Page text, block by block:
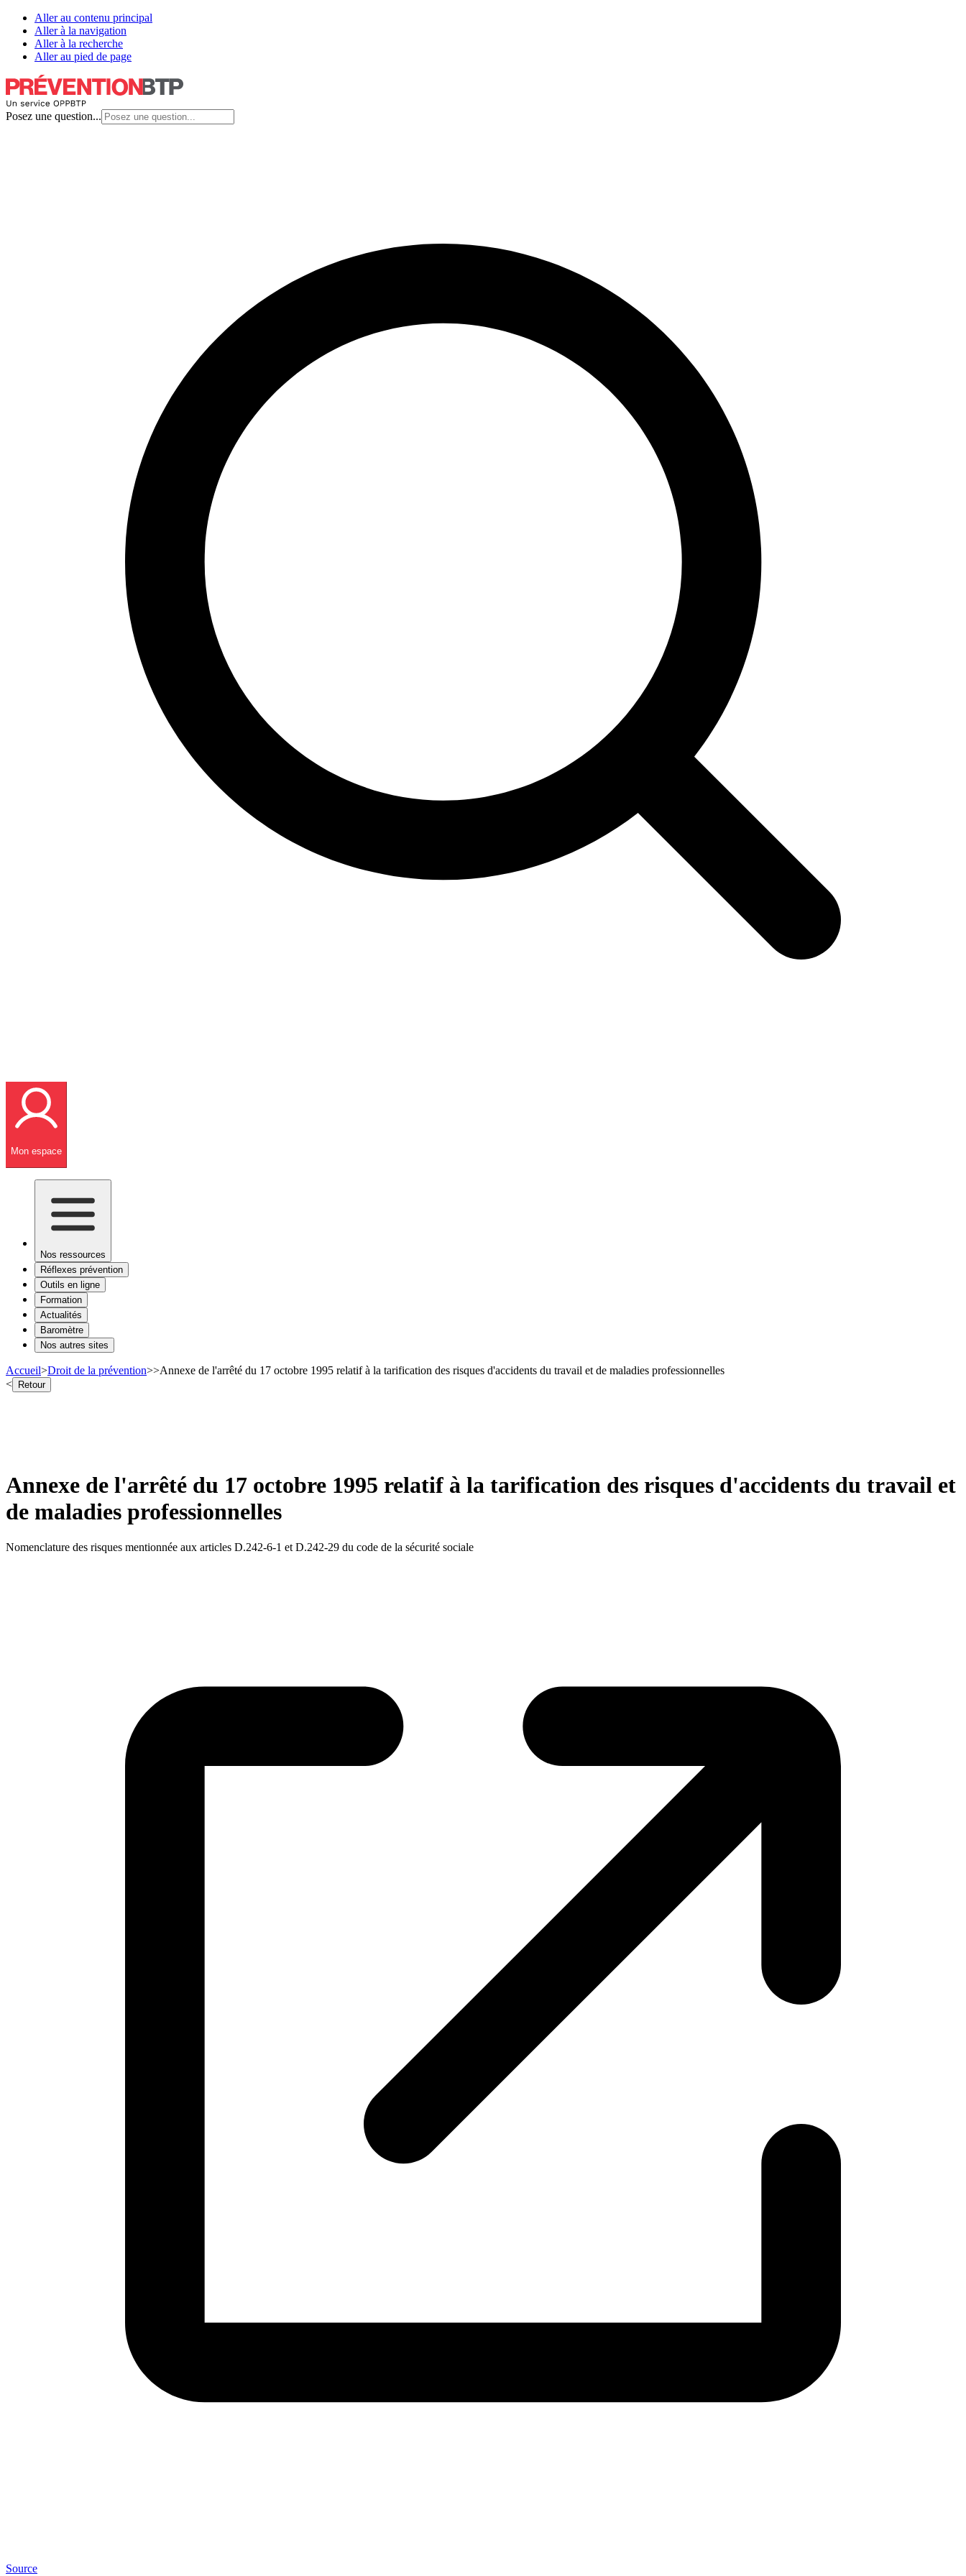
Aller au contenu principal
Aller à la navigation
Aller à la recherche
Aller au pied de page
Posez une question...
Mon espace
Nos ressources
Réflexes prévention
Outils en ligne
Formation
Actualités
Baromètre
Nos autres sites
Accueil>Droit de la prévention>>Annexe de l'arrêté du 17 octobre 1995 relatif à la tarification des risques d'accidents du travail et de maladies professionnelles
< Retour
Annexe de l'arrêté du 17 octobre 1995 relatif à la tarification des risques d'accidents du travail et
de maladies professionnelles
Nomenclature des risques mentionnée aux articles D.242-6-1 et D.242-29 du code de la sécurité sociale
Source